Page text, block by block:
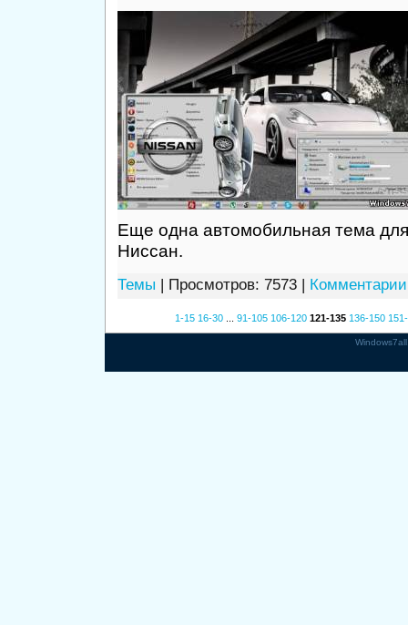
Еще одна автомобильная тема
Ниссан.
Темы | Просмотров: 7573 |
1-15 16-30 91-105 106-120 121-135 136-150